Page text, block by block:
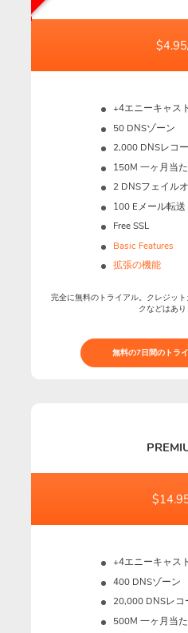
+4エニーキャス
50 DNSゾーン
2,000 DNSレコ
150M 一ヶ月当
2 DNSフェイル
100 Eメール転送
Free SSL
Basic Features
拡張の機能
完全に無料のトライアル。クレジッ
クなどはあり
無料の7日間のトラ
+4エニーキャス
400 DNSゾーン
20,000 DNSレコ
500M 一ヶ月当